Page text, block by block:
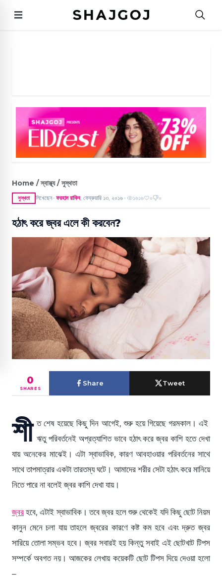
Home / স্বাস্থ্য / সুস্থতা
সুস্থতা লিখেছেন ● ফরহাদ রাকিব, ফেব্রুয়ারি ১৩, ২০১৬ ● ১৬১৬ ০ ০
হঠাৎ করে জ্বর এলে কী করবেন?
0
SHARES
Share Tweet
শী ত শেষ হয়েছে কিছু দিন আগেই, শুরু হয়ে গিয়েছে গরমকাল। এই
ঋতু পরিবর্তনেই অপ্রত্যাশিত ভাবে হঠাৎ করে জ্বর কাশি হতে দেখা
যায় অনেকের মাঝেই। এটা স্বাভাবিক, কারণ আবহাওয়ার পরিবর্তনের সাথে
সাথে তাপমাত্রার একটা তারতম্য ঘটে। আমাদের শরীর সেটা হঠাৎ করে মানিয়ে
নিতে পারে না বলেই জ্বর কাশি দেখা যায়।
জ্বর হবে, এটাই স্বাভাবিক। তবে জ্বর হলে শুরু থেকেই যদি কিছু ছোট নিয়ম
কানুন মেনে চলা যায় তাহলে জ্বরের কারণে কষ্ট কম হবে এবং দ্রুত জ্বর
সারিয়ে তোলা সম্ভব হবে। জ্বর সবারই হয় কিন্তু সবাই এই ছোটখাট টিপস
সম্পর্কে অবগত নয়। আজকের লেখায় কয়েকটি ছোট টিপস দিয়ে দেওয়া হলো
–